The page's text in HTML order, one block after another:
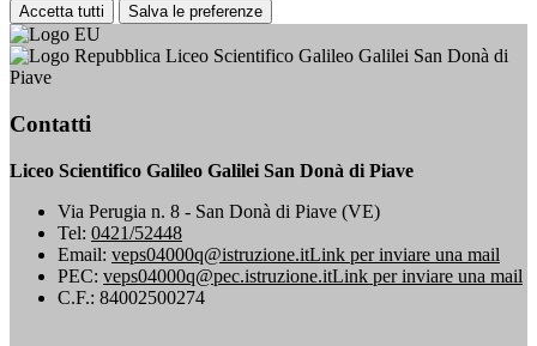
Accetta tutti Salva le preferenze
Liceo Scientifico Galileo Galilei San Donà di
Piave
Contatti
Liceo Scientifico Galileo Galilei San Donà di Piave
Via Perugia n. 8 - San Donà di Piave (VE)
Tel: 0421/52448
Email: veps04000q@istruzione.itLink per inviare una mail
PEC: veps04000q@pec.istruzione.itLink per inviare una mail
C.F.: 84002500274